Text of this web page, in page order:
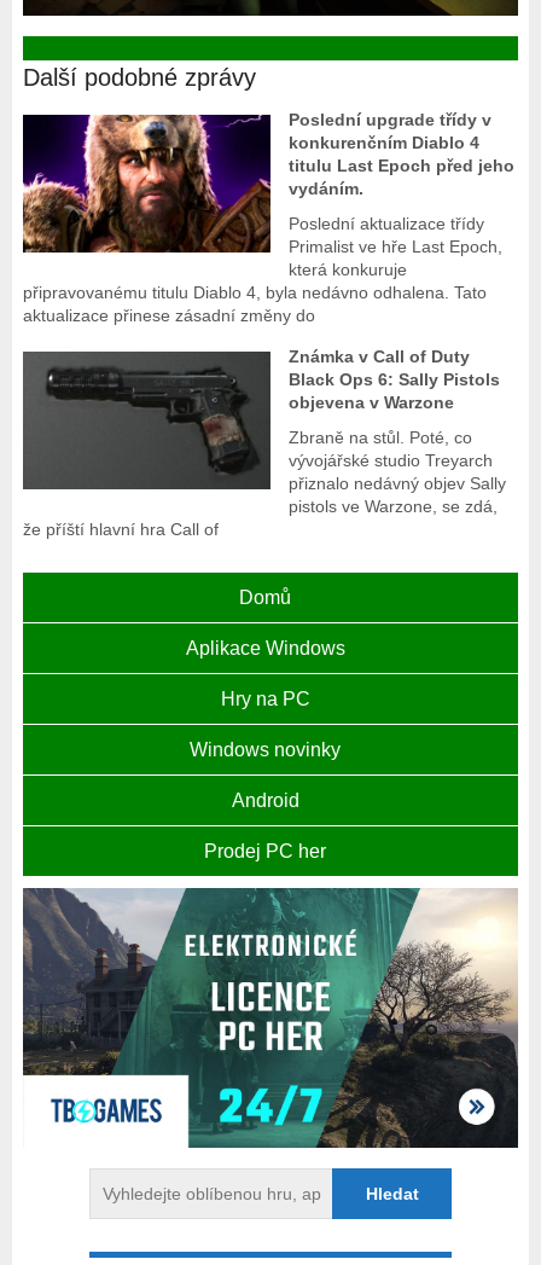
Další podobné zprávy
Poslední upgrade třídy v
konkurenčním Diablo 4
titulu Last Epoch před jeho
vydáním.
Poslední aktualizace třídy
Primalist ve hře Last Epoch,
která konkuruje
připravovanému titulu Diablo 4, byla nedávno odhalena. Tato
aktualizace přinese zásadní změny do
Známka v Call of Duty
Black Ops 6: Sally Pistols
objevena v Warzone
Zbraně na stůl. Poté, co
vývojářské studio Treyarch
přiznalo nedávný objev Sally
pistols ve Warzone, se zdá,
že příští hlavní hra Call of
Domů
Aplikace Windows
Hry na PC
Windows novinky
Android
Prodej PC her